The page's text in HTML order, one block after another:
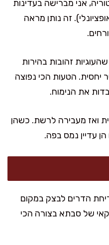
אני מברישה בעדינות
זה נותן מראה
דקות, עד שהעוגיות זהובות בהירות
יחסית. הטעות הכי נפוצה
את הנימוח.
דקות בתבנית ואז מעבירה לרשת. כשהן
עדיין נמס בפה.
1 כף מי פריחת הדרים לבצק במקום
של סבתא בצורה הכי